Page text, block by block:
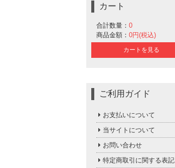
カート
合計数量： 0
商品金額： 0円(税込)
カートを見る
ご利用ガイド
お支払いについて
当サイトについて
お問い合わせ
特定商取引に関する表記